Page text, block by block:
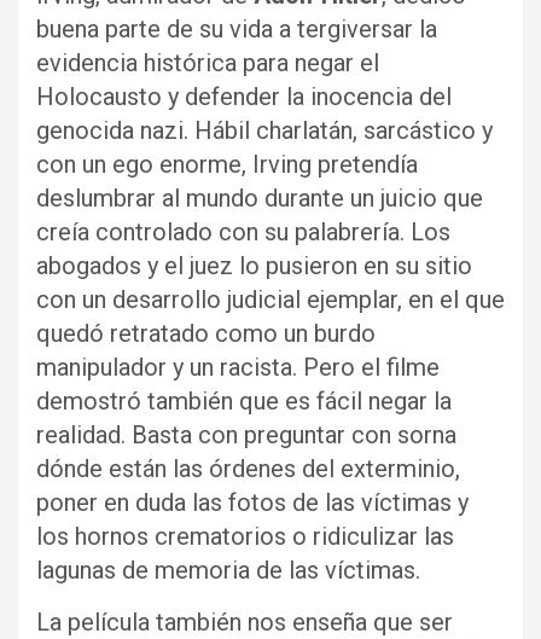
buena parte de su vida a tergiversar la
evidencia histórica para negar el
Holocausto y defender la inocencia del
genocida nazi. Hábil charlatán, sarcástico y
con un ego enorme, Irving pretendía
deslumbrar al mundo durante un juicio que
creía controlado con su palabrería. Los
abogados y el juez lo pusieron en su sitio
con un desarrollo judicial ejemplar, en el que
quedó retratado como un burdo
manipulador y un racista. Pero el filme
demostró también que es fácil negar la
realidad. Basta con preguntar con sorna
dónde están las órdenes del exterminio,
poner en duda las fotos de las víctimas y
los hornos crematorios o ridiculizar las
lagunas de memoria de las víctimas.
La película también nos enseña que ser